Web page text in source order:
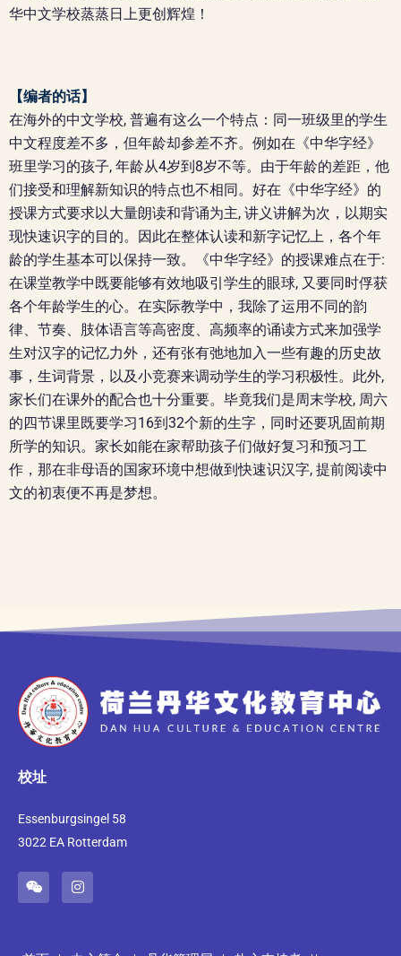
华中文学校蒸蒸日上更创辉煌！
【编者的话】
在海外的中文学校, 普遍有这么一个特点：同一班级里的学生
中文程度差不多，但年龄却参差不齐。例如在《中华字经》
班里学习的孩子, 年龄从4岁到8岁不等。由于年龄的差距，他
们接受和理解新知识的特点也不相同。好在《中华字经》的
授课方式要求以大量朗读和背诵为主, 讲义讲解为次，以期实
现快速识字的目的。因此在整体认读和新字记忆上，各个年
龄的学生基本可以保持一致。《中华字经》的授课难点在于:
在课堂教学中既要能够有效地吸引学生的眼球, 又要同时俘获
各个年龄学生的心。在实际教学中，我除了运用不同的韵
律、节奏、肢体语言等高密度、高频率的诵读方式来加强学
生对汉字的记忆力外，还有张有弛地加入一些有趣的历史故
事，生词背景，以及小竞赛来调动学生的学习积极性。此外,
家长们在课外的配合也十分重要。毕竟我们是周末学校, 周六
的四节课里既要学习16到32个新的生字，同时还要巩固前期
所学的知识。家长如能在家帮助孩子们做好复习和预习工
作，那在非母语的国家环境中想做到快速识汉字, 提前阅读中
文的初衷便不再是梦想。
校址
Essenburgsingel 58
3022 EA Rotterdam